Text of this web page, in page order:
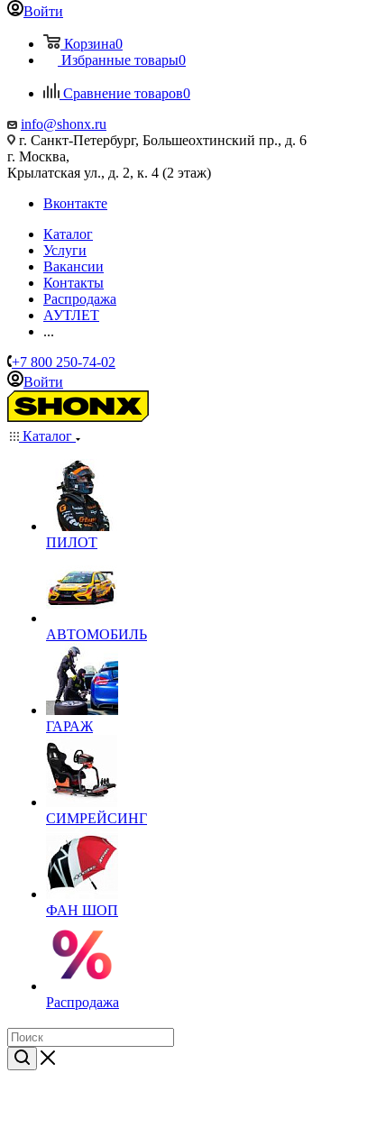
Войти
Корзина0
Избранные товары0
Сравнение товаров0
info@shonx.ru
г. Санкт-Петербург, Большеохтинский пр., д. 6
г. Москва,
Крылатская ул., д. 2, к. 4 (2 этаж)
Вконтакте
Каталог
Услуги
Вакансии
Контакты
Распродажа
АУТЛЕТ
...
+7 800 250-74-02
Войти
Каталог
ПИЛОТ
АВТОМОБИЛЬ
ГАРАЖ
СИМРЕЙСИНГ
ФАН ШОП
Распродажа